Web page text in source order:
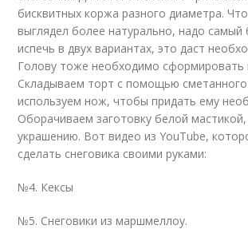
бисквитных коржа разного диаметра.
выглядел более натурально, надо
испечь в двух вариантах, это даст
Голову тоже необходимо сформировать
Складываем торт с помощью
используем нож, чтобы придать ему
Оборачиваем заготовку белой
украшению. Вот видео из YouTube,
сделать снеговика своими руками:
№4. Кексы
№5. Снеговики из маршмеллоу.